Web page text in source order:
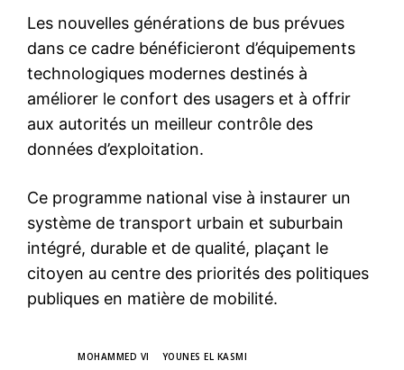
Les nouvelles générations de bus prévues
dans ce cadre bénéficieront d’équipements
technologiques modernes destinés à
améliorer le confort des usagers et à offrir
aux autorités un meilleur contrôle des
données d’exploitation.
Ce programme national vise à instaurer un
système de transport urbain et suburbain
intégré, durable et de qualité, plaçant le
citoyen au centre des priorités des politiques
publiques en matière de mobilité.
MOHAMMED VI
YOUNES EL KASMI